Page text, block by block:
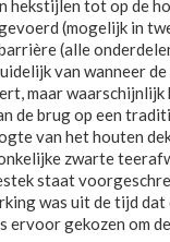
hekstijlen tot op de
(mogelijk in
(alle
van wanneer
maar waarschijnlijk
de brug op een
van het houten
zwarte
staat
was uit de tijd dat
ervoor gekozen om